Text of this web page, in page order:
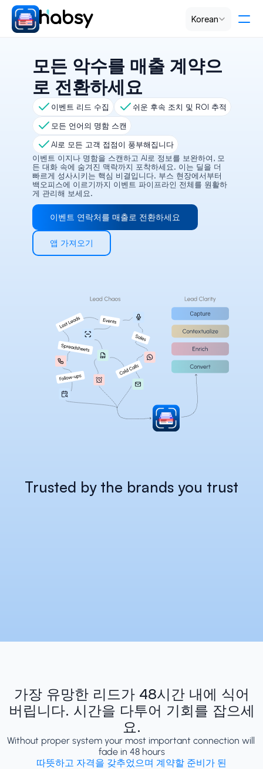
Korean
PRODUCT
Design
Content
Publish
RESOURCES
Select Language
헵시 플랫폼 확인
모든 악수를 매출 계약으
로 전환하세요
이벤트 리드 수집
쉬운 후속 조치 및 ROI 추적
모든 언어의 명함 스캔
AI로 모든 고객 접점이 풍부해집니다
이벤트 이지나 명함을 스캔하고 AI로 정보를 보완하여, 모
든 대화 속에 숨겨진 맥락까지 포착하세요. 이는 딜을 더
빠르게 성사시키는 핵심 비결입니다. 부스 현장에서부터
백오피스에 이르기까지 이벤트 파이프라인 전체를 원활하
게 관리해 보세요.
이벤트 연락처를 매출로 전환하세요
앱 가져오기
Trusted by the brands you trust
가장 유망한 리드가 48시간 내에 식어
버립니다. 시간을 다투어 기회를 잡으세
요.
Without proper system your most important connection will
fade in 48 hours
따뜻하고 자격을 갖추었으며 계약할 준비가 된